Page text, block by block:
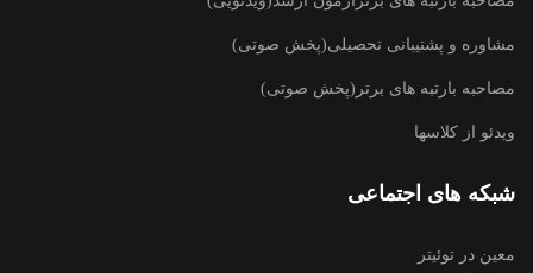
مشاوره و پشتیبانی تحصیلی(پخش صوتی)
مصاحبه بارتبه های برتر(پخش صوتی)
ویدئو از کلاسها
شبکه های اجتماعی
معین در توئیتر